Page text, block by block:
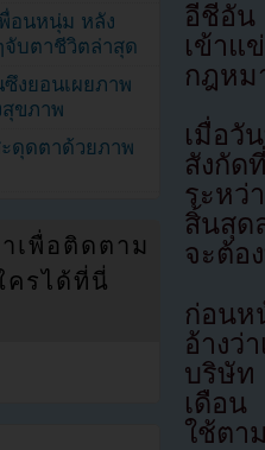
อีชีอัน
เข้า
กฎหม
เมื่อวั
สังกัด
ระหว่
สิ้นสุด
จะต้อ
ก่อนห
อ้างว่
บริษัท
เดือน
ใช้ตา
อนหนุ่ม หลัง
บตาชีวิตล่าสุด
งยอนเผยภาพ
สุขภาพ
ดุดตาด้วยภาพ
เพื่อติดตาม
ครได้ที่นี่